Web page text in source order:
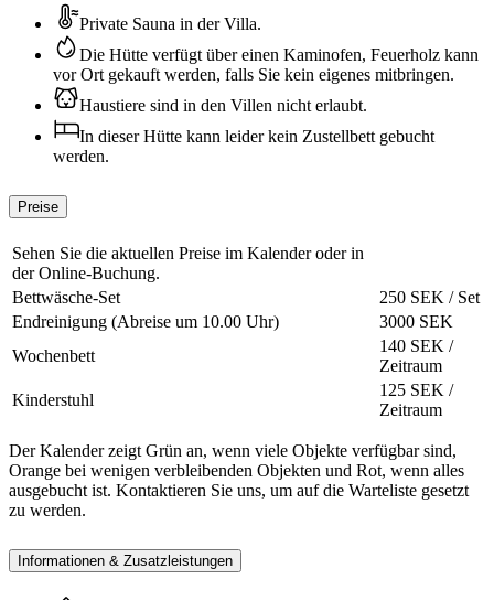
Private Sauna in der Villa.
Die Hütte verfügt über einen Kaminofen, Feuerholz kann
vor Ort gekauft werden, falls Sie kein eigenes mitbringen.
Haustiere sind in den Villen nicht erlaubt.
In dieser Hütte kann leider kein Zustellbett gebucht
werden.
Preise
Sehen Sie die aktuellen Preise im Kalender oder in
der Online-Buchung.
Bettwäsche-Set
250 SEK / Set
Endreinigung (Abreise um 10.00 Uhr)
3000 SEK
Wochenbett
140 SEK /
Zeitraum
Kinderstuhl
125 SEK /
Zeitraum
Der Kalender zeigt Grün an, wenn viele Objekte verfügbar sind,
Orange bei wenigen verbleibenden Objekten und Rot, wenn alles
ausgebucht ist. Kontaktieren Sie uns, um auf die Warteliste gesetzt
zu werden.
Informationen & Zusatzleistungen